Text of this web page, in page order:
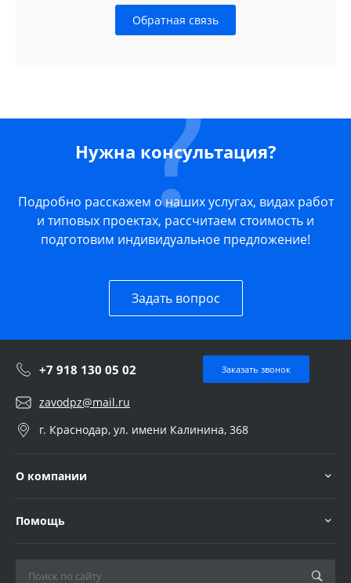
Обратная связь
Нужна консультация?
Подробно расскажем о наших услугах, видах работ
и типовых проектах, рассчитаем стоимость и
подготовим индивидуальное предложение!
Задать вопрос
+7 918 130 05 02 Заказать звонок
zavodpz@mail.ru
г. Краснодар, ул. имени Калинина, 368
О компании
Помощь